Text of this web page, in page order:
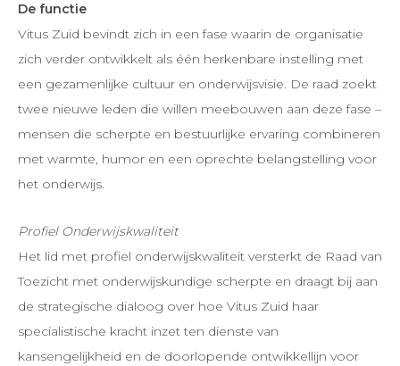
De functie
Vitus Zuid bevindt zich in een fase waarin de organisatie
zich verder ontwikkelt als één herkenbare instelling met
een gezamenlijke cultuur en onderwijsvisie. De raad zoekt
twee nieuwe leden die willen meebouwen aan deze fase –
mensen die scherpte en bestuurlijke ervaring combineren
met warmte, humor en een oprechte belangstelling voor
het onderwijs.
Profiel Onderwijskwaliteit
Het lid met profiel onderwijskwaliteit versterkt de Raad van
Toezicht met onderwijskundige scherpte en draagt bij aan
de strategische dialoog over hoe Vitus Zuid haar
specialistische kracht inzet ten dienste van
kansengelijkheid en de doorlopende ontwikkellijn voor